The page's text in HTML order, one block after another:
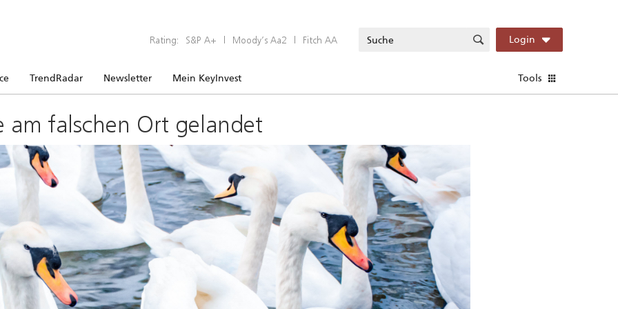
Rating: S&P A+ | Moody’s Aa2 | Fitch AA Login
TrendRadar Newsletter Mein KeyInvest Tools
am falschen Ort gelandet